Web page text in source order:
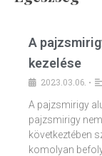
A
kezelése
2023.03.06. •
A pajzsmirigy
pajzsmirigy
következtében
komolyan